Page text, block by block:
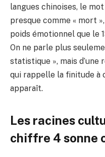
langues chinoises, le
presque comme « mort
poids émotionnel que le
On ne parle plus
statistique », mais d’une
qui rappelle la finitude à
apparaît.
Les racines
chiffre 4 sonne